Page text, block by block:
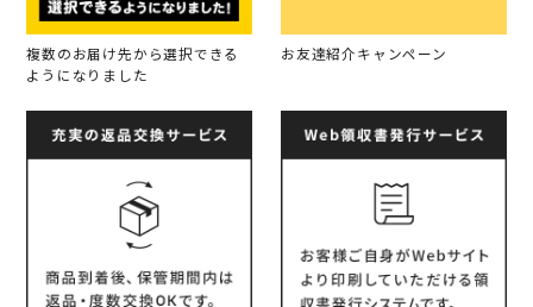
複数のお届け先から選択できる
ようになりました
お友達紹介キャンペーン